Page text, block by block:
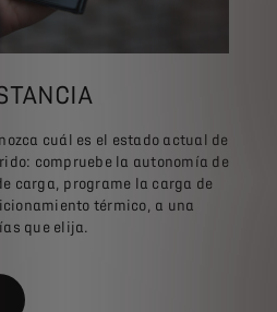
cuál es el estado actual de
compruebe la autonomía de
carga, programe la carga de
térmico, a una
que elija.